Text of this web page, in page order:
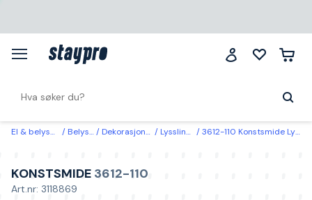
El & belysning Belysning Dekorasjonsbelysning Lysslinger & lysnett 3612-110 Konstsmide Lysslynge svart kabel, varmhvit mikro-LED 19,04 m
KONSTSMIDE 3612-110
Art.nr: 3118869